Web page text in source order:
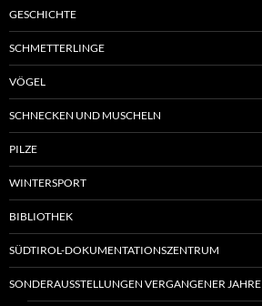
GESCHICHTE
SCHMETTERLINGE
VÖGEL
SCHNECKEN UND MUSCHELN
PILZE
WINTERSPORT
BIBLIOTHEK
SÜDTIROL-DOKUMENTATIONSZENTRUM
SONDERAUSSTELLUNGEN VERGANGENER JAHRE